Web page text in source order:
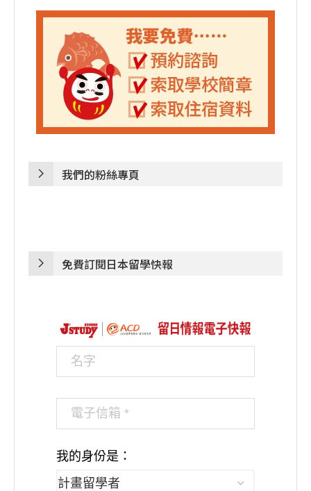
我們的粉絲專頁
免費訂閱日本留學快報
我的身份是：